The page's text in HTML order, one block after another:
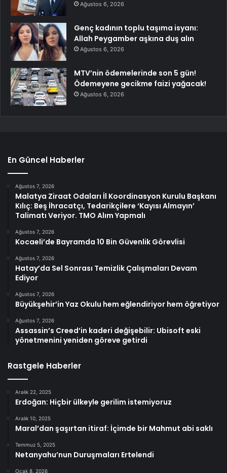
Ağustos 6, 2026
Genç kadının toplu taşıma isyanı:
Allah Peygamber aşkına duş alın
Ağustos 6, 2026
MTV’nin ödemelerinde son 5 gün!
Ödemeyene gecikme faizi yağacak!
Ağustos 6, 2026
En Güncel Haberler
Ağustos 7, 2026
Malatya Ziraat Odaları İl Koordinasyon Kurulu Başkanı
Kılıç: Beş İhracatçı, Tedarikçilere ‘Kayısı Almayın’
Talimatı Veriyor. TMO Alım Yapmalı
Ağustos 7, 2026
Kocaeli’de Bayramda 10 Bin Güvenlik Görevlisi
Ağustos 7, 2026
Hatay’da Sel Sonrası Temizlik Çalışmaları Devam
Ediyor
Ağustos 7, 2026
Büyükşehir’in Yaz Okulu hem eğlendiriyor hem öğretiyor
Ağustos 7, 2026
Assassin’s Creed’in kaderi değişebilir: Ubisoft eski
yönetmenini yeniden göreve getirdi
Rastgele Haberler
Aralık 22, 2025
Erdoğan: Hiçbir ülkeyle gerilim istemiyoruz
Aralık 10, 2025
Maral’dan şaşırtan itiraf: İçimde bir Mahmut abi saklı
Temmuz 5, 2025
Netanyahu’nun Duruşmaları Ertelendi
Ocak 8, 2026